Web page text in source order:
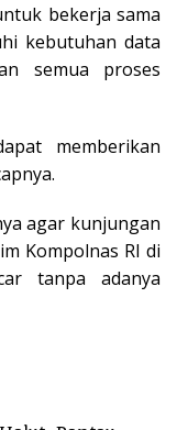
bekerja sama
kebutuhan data
semua proses
memberikan
agar kunjungan
Kompolnas RI di
tanpa adanya